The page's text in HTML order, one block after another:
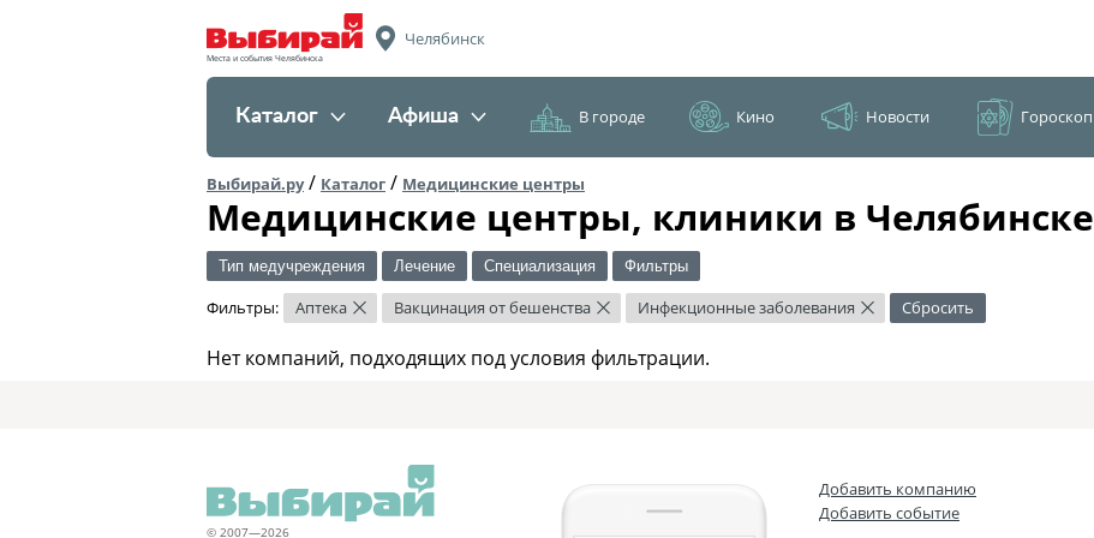
Места и события Челябинска
Челябинск
Каталог Афиша В городе Кино Новости Гороскоп
Выбирай.ру/ Каталог / Медицинские центры
Медицинские центры, клиники в Челябинске
Тип медучреждения Лечение Специализация Фильтры
Фильтры: Аптека × Вакцинация от бешенства × Инфекционные заболевания × Сбросить
Нет компаний, подходящих под условия фильтрации.
© 2007—2026
Добавить компанию
Добавить событие